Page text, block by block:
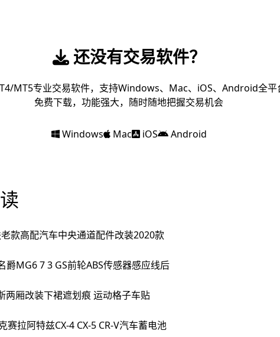
还没有交易软件？
MT5专业交易软件，支持Windows、Mac、iOS、Android全平
免费下载，功能强大，随时随地把握交易机会
Windows Mac iOS Android
款高配汽车中央通道配件改装2020款
爵MG6 7 3 GS前轮ABS传感器感应线后
两厢改装下裙遮划痕 运动格子车贴
拉阿特兹CX-4 CX-5 CR-V汽车蓄电池